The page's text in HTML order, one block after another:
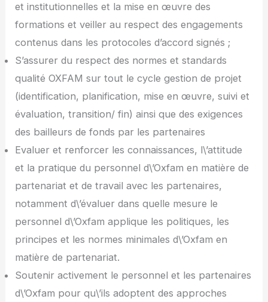
et institutionnelles et la mise en œuvre des
formations et veiller au respect des engagements
contenus dans les protocoles d’accord signés ;
S’assurer du respect des normes et standards
qualité OXFAM sur tout le cycle gestion de projet
(identification, planification, mise en œuvre, suivi et
évaluation, transition/ fin) ainsi que des exigences
des bailleurs de fonds par les partenaires
Evaluer et renforcer les connaissances, l\’attitude
et la pratique du personnel d\’Oxfam en matière de
partenariat et de travail avec les partenaires,
notamment d\’évaluer dans quelle mesure le
personnel d\’Oxfam applique les politiques, les
principes et les normes minimales d\’Oxfam en
matière de partenariat.
Soutenir activement le personnel et les partenaires
d\’Oxfam pour qu\’ils adoptent des approches